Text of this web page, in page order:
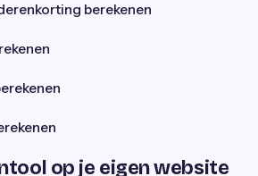
berekenen
op je eigen website